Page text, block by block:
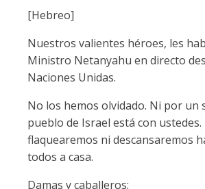
[Hebreo]
Nuestros valientes héroes, les
Ministro Netanyahu en directo
Naciones Unidas.
No los hemos olvidado. Ni por un
pueblo de Israel está con ustedes.
flaquearemos ni descansaremos
todos a casa.
Damas y caballeros: